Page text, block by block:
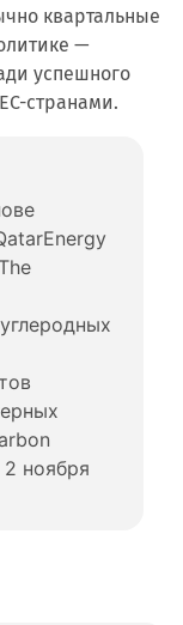
квартальные
—
успешного
странами.
ноября